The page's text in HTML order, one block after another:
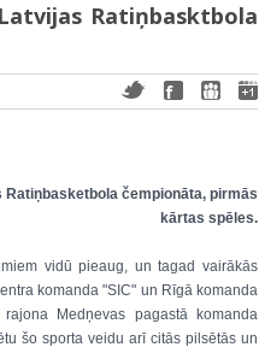
Ratiņbasktbola
čempionāta, pirmās
kārtas spēles.
vidū pieaug, un tagad vairākās
komanda "SIC" un Rīgā komanda
Medņevas pagastā komanda
šo sporta veidu arī citās pilsētās un